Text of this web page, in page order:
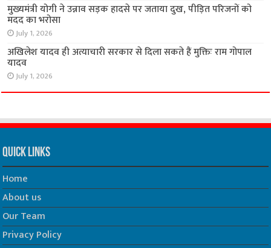
मुख्यमंत्री योगी ने उन्नाव सड़क हादसे पर जताया दुख, पीड़ित परिजनों को
मदद का भरोसा
July 1, 2026
अखिलेश यादव ही अत्याचारी सरकार से दिला सकते हैं मुक्तिः राम गोपाल
यादव
July 1, 2026
Quick Links
Home
About us
Our Team
Privacy Policy